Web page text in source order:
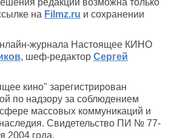
редакции возможна только
на Filmz.ru и сохранении
журнала Настоящее КИНО
, шеф-редактор Сергей
кино" зарегистрирован
по надзору за соблюдением
сфере массовых коммуникаций и
наследия. Свидетельство ПИ № 77-
2004 года.